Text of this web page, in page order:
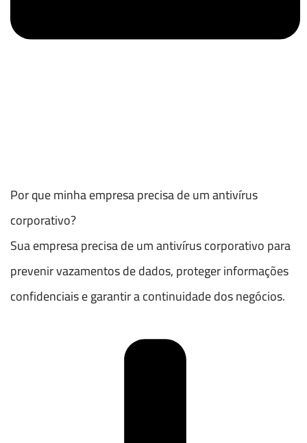
Por que minha empresa precisa de um antivírus
corporativo?
Sua empresa precisa de um antivírus corporativo para
prevenir vazamentos de dados, proteger informações
confidenciais e garantir a continuidade dos negócios.